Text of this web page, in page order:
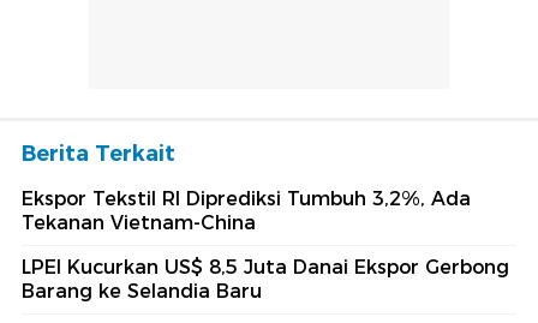
Berita Terkait
Ekspor Tekstil RI Diprediksi Tumbuh 3,2%, Ada
Tekanan Vietnam-China
LPEI Kucurkan US$ 8,5 Juta Danai Ekspor Gerbong
Barang ke Selandia Baru